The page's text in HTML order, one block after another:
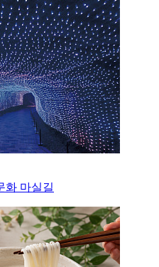
화 마실길